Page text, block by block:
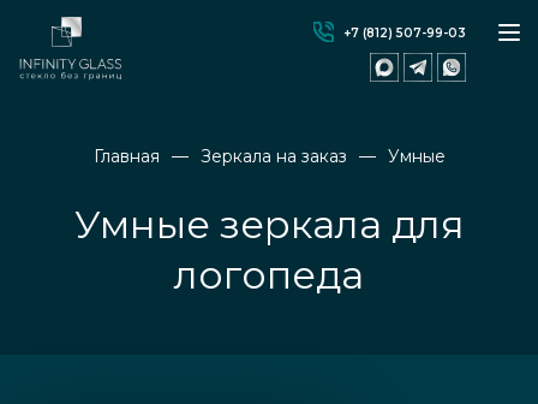
+7 (812) 507-99-03
Главная Зеркала на заказ Умные
Умные зеркала для
логопеда